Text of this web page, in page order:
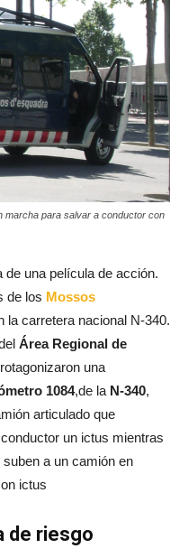
marcha para salvar a conductor con
de una película de acción.
de los Mossos
la carretera nacional N-340.
Área Regional de
una
1084,de la N-340,
articulado que
un ictus mientras
a un camión en
ictus
de riesgo